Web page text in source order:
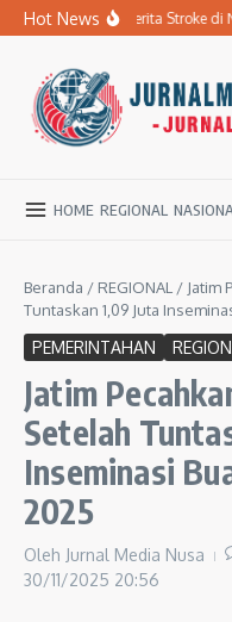
Lewati ke konten
Hot NewsIbu Penderita Stroke di
HOME REGIONAL
Beranda / REGIONAL / Jatim
Tuntaskan 1,09 Juta
PEMERINTAHAN
Jatim
Setelah
Inseminasi
2025
Oleh Jurnal Media Nusa
30/11/2025 20:56